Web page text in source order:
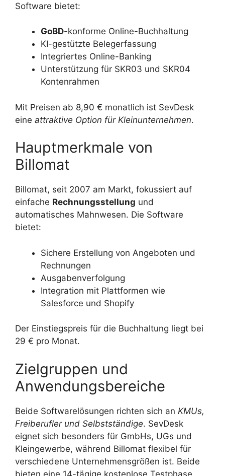
Software bietet:
GoBD-konforme Online-Buchhaltung
KI-gestützte Belegerfassung
Integriertes Online-Banking
Unterstützung für SKR03 und SKR04
Kontenrahmen
Mit Preisen ab 8,90 € monatlich ist SevDesk
eine attraktive Option für Kleinunternehmen.
Hauptmerkmale von
Billomat
Billomat, seit 2007 am Markt, fokussiert auf
einfache Rechnungsstellung und
automatisches Mahnwesen. Die Software
bietet:
Sichere Erstellung von Angeboten und
Rechnungen
Ausgabenverfolgung
Integration mit Plattformen wie
Salesforce und Shopify
Der Einstiegspreis für die Buchhaltung liegt bei
29 € pro Monat.
Zielgruppen und
Anwendungsbereiche
Beide Softwarelösungen richten sich an KMUs,
Freiberufler und Selbstständige. SevDesk
eignet sich besonders für GmbHs, UGs und
Kleingewerbe, während Billomat flexibel für
verschiedene Unternehmensgrößen ist. Beide
bieten eine 14-tägige kostenlose Testphase